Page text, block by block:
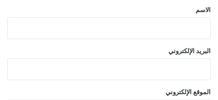
*الاسم
البريد الإلكتروني
الموقع الإلكتروني